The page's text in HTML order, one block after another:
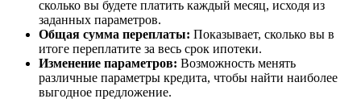
сколько вы будете платить каждый месяц, исходя из
заданных параметров.
Общая сумма переплаты: Показывает, сколько вы в
итоге переплатите за весь срок ипотеки.
Изменение параметров: Возможность менять
различные параметры кредита, чтобы найти наиболее
выгодное предложение.